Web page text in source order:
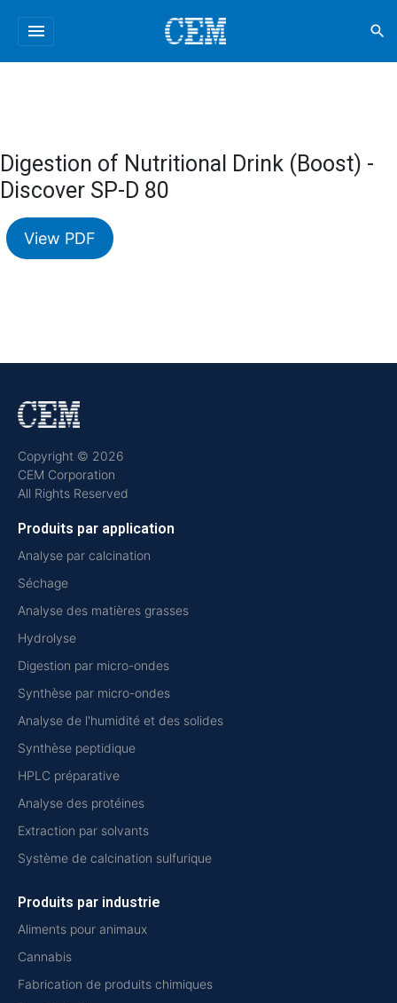
menu search
Digestion of Nutritional Drink (Boost) -
Discover SP-D 80
View PDF
Copyright © 2026
CEM Corporation
All Rights Reserved
Produits par application
Analyse par calcination
Séchage
Analyse des matières grasses
Hydrolyse
Digestion par micro-ondes
Synthèse par micro-ondes
Analyse de l'humidité et des solides
Synthèse peptidique
HPLC préparative
Analyse des protéines
Extraction par solvants
Système de calcination sulfurique
Produits par industrie
Aliments pour animaux
Cannabis
Fabrication de produits chimiques